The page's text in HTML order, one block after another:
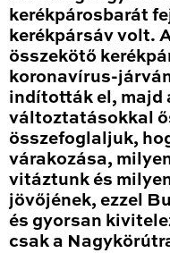
kerékpárosbarát
kerékpársáv volt.
összekötő
koronavírus-
indították el, majd
változtatásokkal
összefoglaljuk,
várakozása,
vitáztunk és
jövőjének, ezzel
és gyorsan
csak a